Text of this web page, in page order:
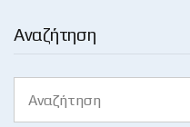
Αναζήτηση
for: